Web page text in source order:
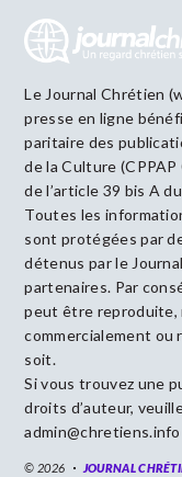
Le Journal Chrétien
presse en ligne
paritaire des
de la Culture
de l’article 39 bis A
Toutes les
sont protégées par
détenus par le
partenaires. Par
peut être reproduite,
commercialement ou
soit.
Si vous trouvez une
droits d’auteur,
admin@chretiens.info
© 2026 JOURNAL